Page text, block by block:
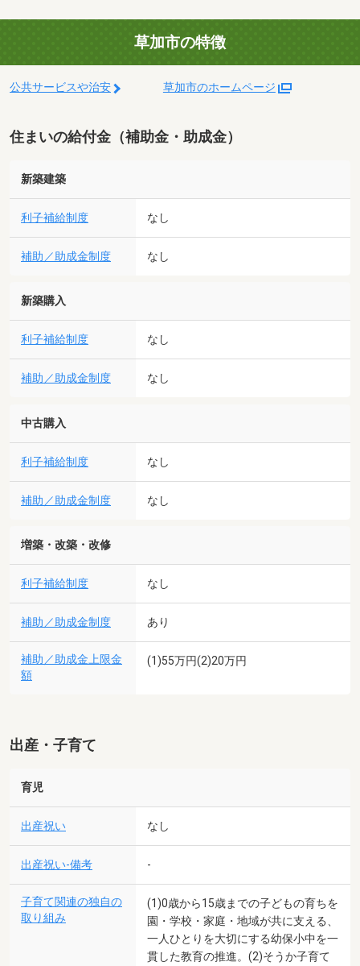
草加市の特徴
公共サービスや治安 草加市のホームページ
住まいの給付金（補助金・助成金）
新築建築
利子補給制度 なし
補助／助成金制度 なし
新築購入
利子補給制度 なし
補助／助成金制度 なし
中古購入
利子補給制度 なし
補助／助成金制度 なし
増築・改築・改修
利子補給制度 なし
補助／助成金制度 あり
補助／助成金上限金
額
(1)55万円(2)20万円
出産・子育て
育児
出産祝い なし
出産祝い-備考 -
子育て関連の独自の
取り組み
(1)0歳から15歳までの子どもの育ちを
園・学校・家庭・地域が共に支える、
一人ひとりを大切にする幼保小中を一
貫した教育の推進。(2)そうか子育て